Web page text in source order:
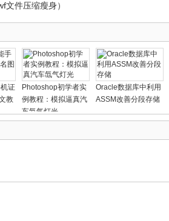
文件压缩瘦身）
证
教
Photoshop初学者实
例教程：模拟逼真汽
车氙气灯光
Oracle数据库中利用
ASSM改善分段存储